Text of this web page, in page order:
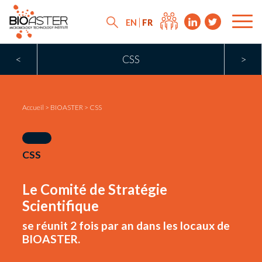
EN FR
< CSS >
Accueil > BIOASTER > CSS
CSS
Le Comité de Stratégie
Scientifique
se réunit 2 fois par an dans les locaux de
BIOASTER.